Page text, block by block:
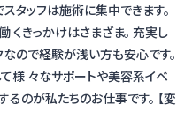
タッフは施術に集中できます。
くきっかけはさまざま。 充実し
ので経験が浅い方も安心です。
様 々なサポートや美容系イベ
のが私たちのお仕事です。 【変